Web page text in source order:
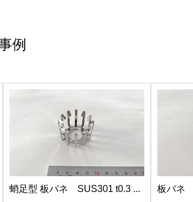
例
蛸足型 板バネ SUS301 t0.3 ... 板バネ